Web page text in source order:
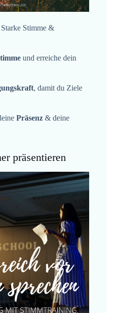
Stimme &
und erreiche dein
, damit du Ziele
Präsenz & deine
präsentieren